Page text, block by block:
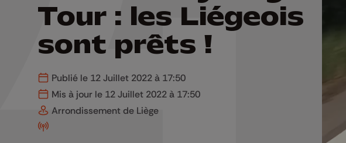
Tour : les Liégeois
sont prêts !
Publié le 12 Juillet 2022 à 17:50
Mis à jour le 12 Juillet 2022 à 17:50
Arrondissement de Liège